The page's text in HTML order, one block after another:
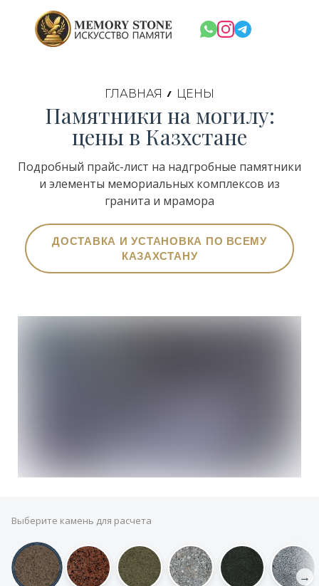
ГЛАВНАЯ ЦЕНЫ
Памятники на могилу:
цены в Казхстане
Подробный прайс-лист на надгробные памятники
и элементы мемориальных комплексов из
гранита и мрамора
ДОСТАВКА И УСТАНОВКА ПО ВСЕМУ
КАЗАХСТАНУ
Выберите камень для расчета
→